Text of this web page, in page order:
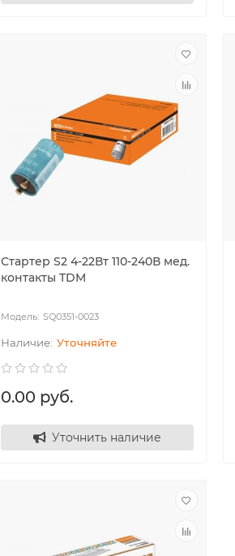
Стартер S2 4-22Вт 110-240В мед.
контакты TDM
SQ0351-0023
Уточняйте
0.00 руб.
Уточнить наличие